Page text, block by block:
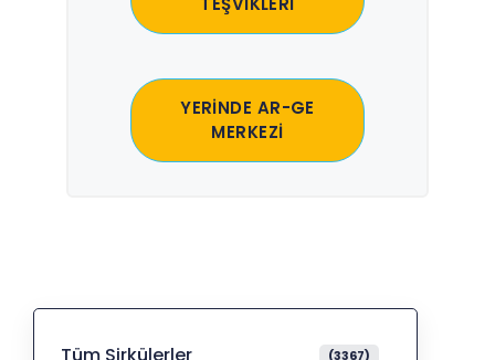
YERİNDE AR-GE
MERKEZİ
(3367)